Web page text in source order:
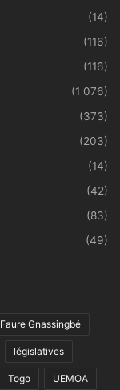
(14)
(116)
(116)
(1 076)
(373)
(203)
(14)
(42)
(83)
(49)
Faure Gnassingbé
législatives
Togo UEMOA